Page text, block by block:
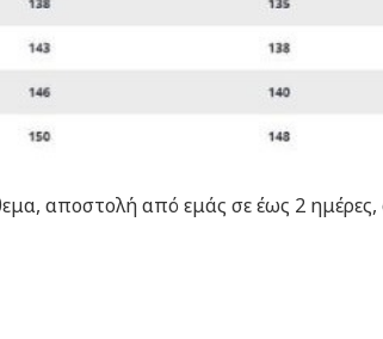
αποστολή από εμάς σε έως 2